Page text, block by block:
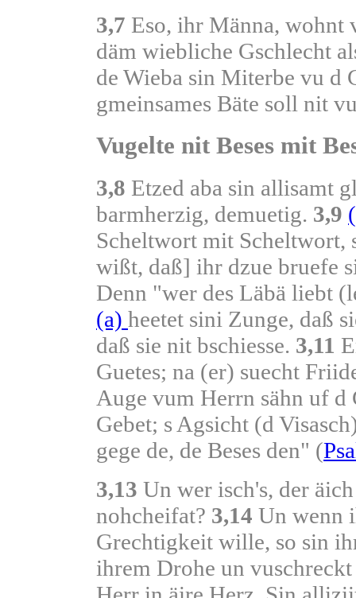
3,7 Eso, ihr Männa, wohnt
däm wiebliche Gschlecht
de Wieba sin Miterbe vu d
gmeinsames Bäte soll nit
Vugelte nit Beses mit
3,8 Etzed aba sin allisamt
barmherzig, demuetig. 3,9
Scheltwort mit Scheltwort,
wißt, daß] ihr dzue bruefe
Denn "wer des Läbä liebt
(a) heetet sini Zunge, daß
daß sie nit bschiesse. 3,11
Guetes; na (er) suecht
Auge vum Herrn sähn uf
Gebet; s Agsicht (d
gege de, de Beses den" (
3,13 Un wer isch's, der
nohcheifat? 3,14 Un wenn
Grechtigkeit wille, so sin
ihrem Drohe un